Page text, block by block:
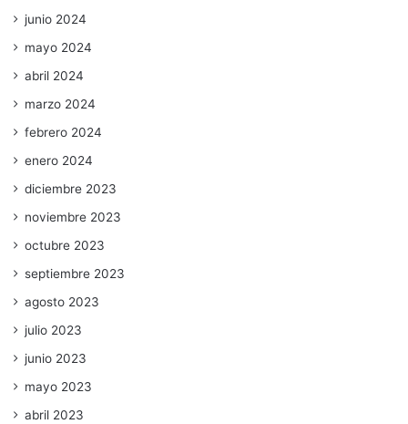
junio 2024
mayo 2024
abril 2024
marzo 2024
febrero 2024
enero 2024
diciembre 2023
noviembre 2023
octubre 2023
septiembre 2023
agosto 2023
julio 2023
junio 2023
mayo 2023
abril 2023